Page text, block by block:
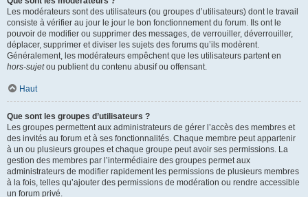
Les modérateurs sont des utilisateurs (ou groupes d’utilisateurs) dont le travail
consiste à vérifier au jour le jour le bon fonctionnement du forum. Ils ont le
pouvoir de modifier ou supprimer des messages, de verrouiller, déverrouiller,
déplacer, supprimer et diviser les sujets des forums qu’ils modèrent.
Généralement, les modérateurs empêchent que les utilisateurs partent en
hors-sujetou publient du contenu abusif ou offensant.
Haut
Que sont les groupes d’utilisateurs ?
Les groupes permettent aux administrateurs de gérer l’accès des membres et
des invités au forum et à ses fonctionnalités. Chaque membre peut appartenir
à un ou plusieurs groupes et chaque groupe peut avoir ses permissions. La
gestion des membres par l’intermédiaire des groupes permet aux
administrateurs de modifier rapidement les permissions de plusieurs membres
à la fois, telles qu’ajouter des permissions de modération ou rendre accessible
un forum privé.